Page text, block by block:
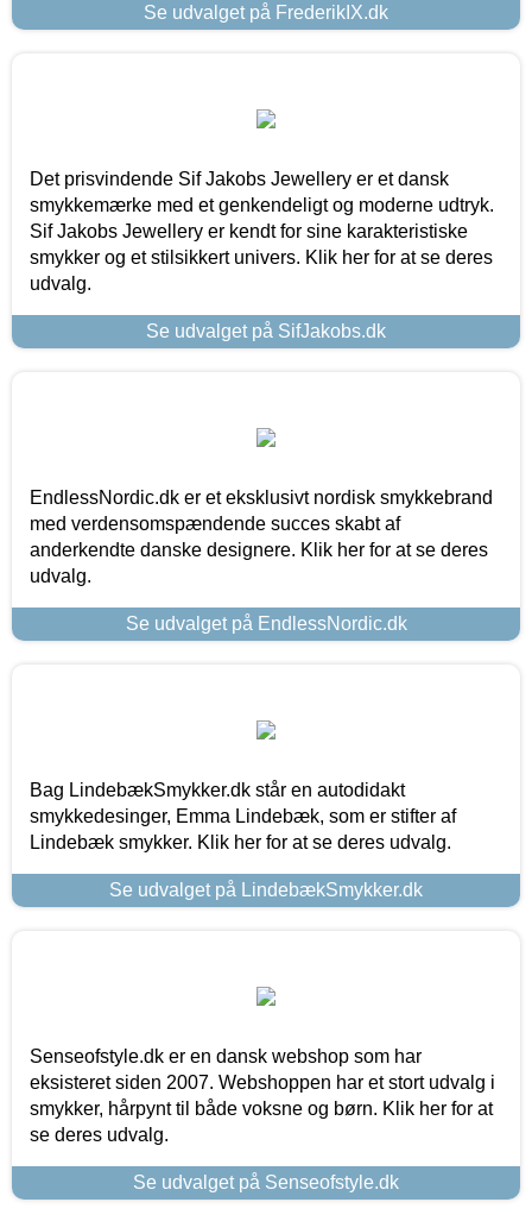
Se udvalget på FrederikIX.dk
Det prisvindende Sif Jakobs Jewellery er et dansk
smykkemærke med et genkendeligt og moderne udtryk.
Sif Jakobs Jewellery er kendt for sine karakteristiske
smykker og et stilsikkert univers. Klik her for at se deres
udvalg.
Se udvalget på SifJakobs.dk
EndlessNordic.dk er et eksklusivt nordisk smykkebrand
med verdensomspændende succes skabt af
anderkendte danske designere. Klik her for at se deres
udvalg.
Se udvalget på EndlessNordic.dk
Bag LindebækSmykker.dk står en autodidakt
smykkedesinger, Emma Lindebæk, som er stifter af
Lindebæk smykker. Klik her for at se deres udvalg.
Se udvalget på LindebækSmykker.dk
Senseofstyle.dk er en dansk webshop som har
eksisteret siden 2007. Webshoppen har et stort udvalg i
smykker, hårpynt til både voksne og børn. Klik her for at
se deres udvalg.
Se udvalget på Senseofstyle.dk